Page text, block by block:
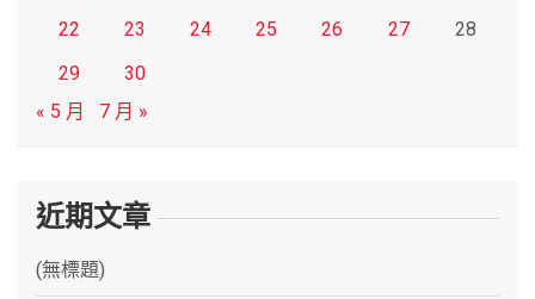
22
23 24 25 26 27
28
29
30
« 5 月
7 月 »
近期文章
(無標題)